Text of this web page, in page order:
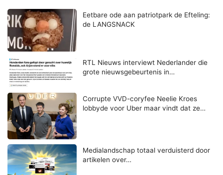
Eetbare ode aan patriotpark de Efteling:
de LANGSNACK
RTL Nieuws interviewt Nederlander die
grote nieuwsgebeurtenis in…
Corrupte VVD-coryfee Neelie Kroes
lobbyde voor Uber maar vindt dat ze…
Medialandschap totaal verduisterd door
artikelen over…